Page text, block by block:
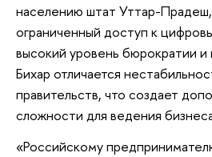
населению штат Уттар-
ограниченный доступ к
высокий уровень бюрократии
Бихар отличается
правительств, что создает
сложности для ведения
«Российскому